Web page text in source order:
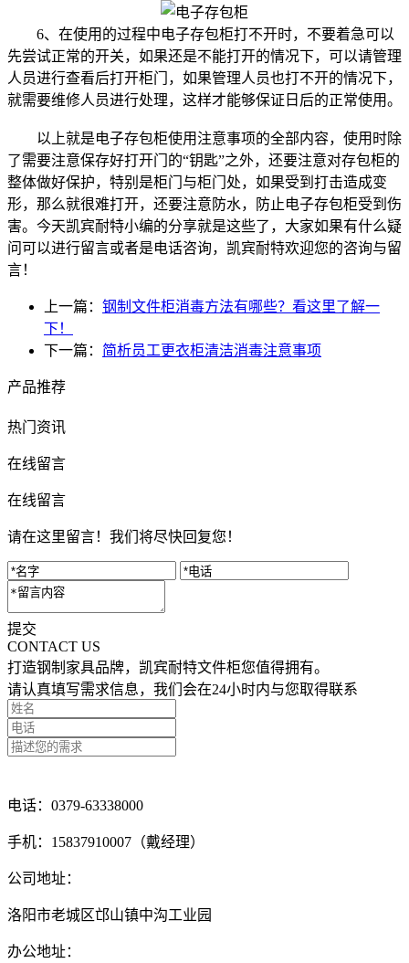
6、在使用的过程中电子存包柜打不开时，不要着急可以
先尝试正常的开关，如果还是不能打开的情况下，可以请管理
人员进行查看后打开柜门，如果管理人员也打不开的情况下，
就需要维修人员进行处理，这样才能够保证日后的正常使用。
以上就是电子存包柜使用注意事项的全部内容，使用时除
了需要注意保存好打开门的“钥匙”之外，还要注意对存包柜的
整体做好保护，特别是柜门与柜门处，如果受到打击造成变
形，那么就很难打开，还要注意防水，防止电子存包柜受到伤
害。今天凯宾耐特小编的分享就是这些了，大家如果有什么疑
问可以进行留言或者是电话咨询，凯宾耐特欢迎您的咨询与留
言！
上一篇： 钢制文件柜消毒方法有哪些？看这里了解一
下！
下一篇： 简析员工更衣柜清洁消毒注意事项
产品推荐
热门资讯
在线留言
在线留言
请在这里留言！我们将尽快回复您！
提交
CONTACT US
打造钢制家具品牌，凯宾耐特文件柜您值得拥有。
请认真填写需求信息，我们会在24小时内与您取得联系
电话：0379-63338000
手机：15837910007（戴经理）
公司地址：
洛阳市老城区邙山镇中沟工业园
办公地址：